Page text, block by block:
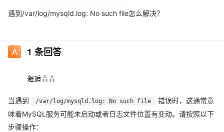
遇到/var/log/mysqld.log: No such file怎么解决？
1 条回答
邂逅青青
当遇到 /var/log/mysqld.log: No such file
错误时，这通常意
味着MySQL服务可能未启动或者日志文件位置有变动。请按照以下
步骤操作：